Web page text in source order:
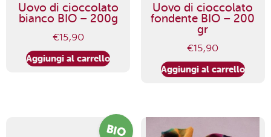
Uovo di cioccolato
bianco BIO – 200g
€15,90
Aggiungi al carrello
Uovo di cioccolato
fondente BIO – 200
gr
€15,90
Aggiungi al carrello
BIO